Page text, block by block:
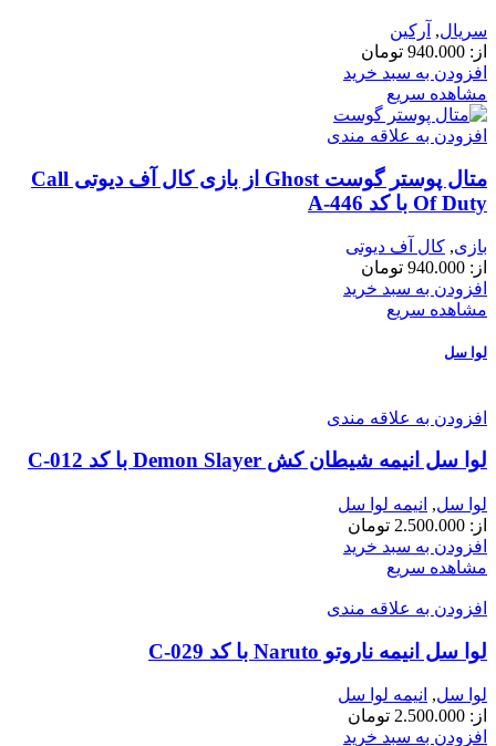
سریال, آرکین
از: 940.000 تومان
افزودن به سبد خرید
مشاهده سریع
افزودن به علاقه مندی
متال پوستر گوست Ghost از بازی کال آف دیوتی Call
Of Duty با کد A-446
بازی, کال آف دیوتی
از: 940.000 تومان
افزودن به سبد خرید
مشاهده سریع
لوا سل
افزودن به علاقه مندی
لوا سل انیمه شیطان کش Demon Slayer با کد C-012
لوا سل, انیمه لوا سل
از: 2.500.000 تومان
افزودن به سبد خرید
مشاهده سریع
افزودن به علاقه مندی
لوا سل انیمه ناروتو Naruto با کد C-029
لوا سل, انیمه لوا سل
از: 2.500.000 تومان
افزودن به سبد خرید